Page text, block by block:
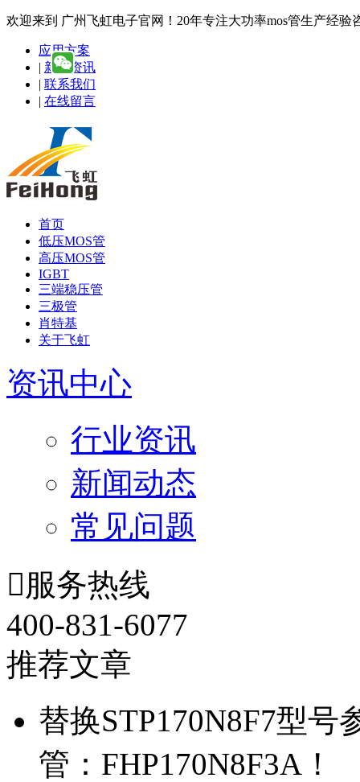
欢迎来到 广州飞虹电子官网！20年专注大功率mos管生产经验
应用方案
| 新闻资讯
| 联系我们
| 在线留言
首页
低压MOS管
高压MOS管
IGBT
三端稳压管
三极管
肖特基
关于飞虹
资讯中心
行业资讯
新闻动态
常见问题
服务热线
400-831-6077
推荐文章
替换STP170N8F7型
管：FHP170N8F3A！